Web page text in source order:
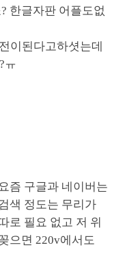
한글자판 어플도없
이된다고하셧는데
ㅠ
즘 구글과 네이버는
색 정도는 무리가
로 필요 없고 저 위
으면 220v에서도